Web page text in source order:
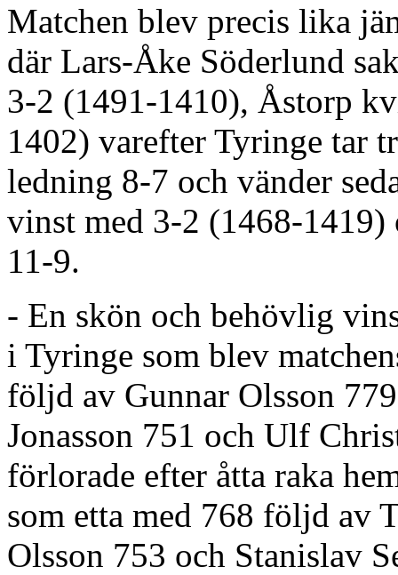
Matchen blev precis lika
där Lars-Åke Söderlund
3-2 (1491-1410), Åstorp
1402) varefter Tyringe tar
ledning 8-7 och vänder
vinst med 3-2 (1468-1419)
11-9.
- En skön och behövlig
i Tyringe som blev
följd av Gunnar Olsson
Jonasson 751 och Ulf
förlorade efter åtta raka
som etta med 768 följd av
Olsson 753 och Stanislav